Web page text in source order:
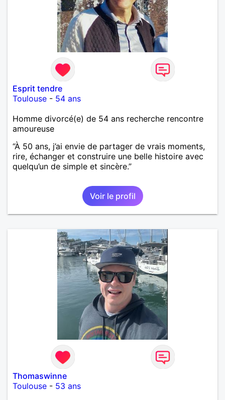
Esprit tendre
Toulouse - 54 ans
Homme divorcé(e) de 54 ans recherche rencontre
amoureuse
“À 50 ans, j’ai envie de partager de vrais moments,
rire, échanger et construire une belle histoire avec
quelqu’un de simple et sincère.”
Voir le profil
Thomaswinne
Toulouse - 53 ans